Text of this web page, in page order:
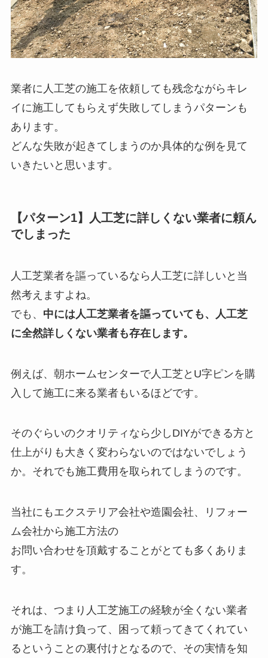
業者に人工芝の施工を依頼しても残念ながらキレ
イに施工してもらえず失敗してしまうパターンも
あります。
どんな失敗が起きてしまうのか具体的な例を見て
いきたいと思います。
【パターン1】人工芝に詳しくない業者に頼ん
でしまった
人工芝業者を謳っているなら人工芝に詳しいと当
然考えますよね。
でも、 中には人工芝業者を謳っていても、人工芝
に全然詳しくない業者も存在します。
例えば、朝ホームセンターで人工芝とU字ピンを購
入して施工に来る業者もいるほどです。
そのぐらいのクオリティなら少しDIYができる方と
仕上がりも大きく変わらないのではないでしょう
か。それでも施工費用を取られてしまうのです。
当社にもエクステリア会社や造園会社、リフォー
ム会社から施工方法の
お問い合わせを頂戴することがとても多くありま
す。
それは、つまり人工芝施工の経験が全くない業者
が施工を請け負って、困って頼ってきてくれてい
るということの裏付けとなるので、その実情を知